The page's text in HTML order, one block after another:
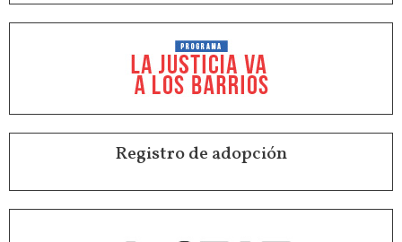
Registro de adopción